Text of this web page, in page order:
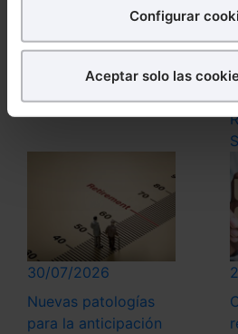
¿Qué puedes hacer?
experiencia en la web sea
aceptar solo las
todas las cookies excepto
configurar
seleccionar solo aquellas que
navegador. Si no seleccionas
las que sean indispensables
Configurar
Aceptar solo las
Incendios forestales:
protección laboral y
30/07/2026
Nuevas patologías
para la anticipación